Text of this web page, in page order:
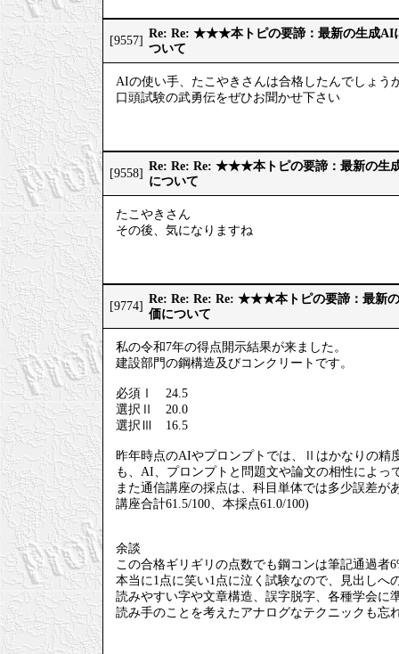
[9557]
Re: Re: ★★★本トピの要諦：最新の生成AI
ついて
AIの使い手、たこやきさんは合格したんでしょう
口頭試験の武勇伝をぜひお聞かせ下さい
[9558]
Re: Re: Re: ★★★本トピの要諦：最新の生
について
たこやきさん
その後、気になりますね
[9774]
Re: Re: Re: Re: ★★★本トピの要諦：最新
価について
私の令和7年の得点開示結果が来ました。
建設部門の鋼構造及びコンクリートです。
必須Ⅰ 24.5
選択Ⅱ 20.0
選択Ⅲ 16.5
昨年時点のAIやプロンプトでは、Ⅱはかなりの
も、AI、プロンプトと問題文や論文の相性によっ
また通信講座の採点は、科目単体では多少誤差
講座合計61.5/100、本採点61.0/100)
余談
この合格ギリギリの点数でも鋼コンは筆記通過者
本当に1点に笑い1点に泣く試験なので、見出しへ
読みやすい字や文章構造、誤字脱字、各種学会に
読み手のことを考えたアナログなテクニックも忘